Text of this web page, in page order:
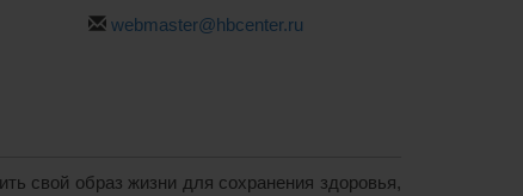
webmaster@hbcenter.ru
свой образ жизни для сохранения здоровья,